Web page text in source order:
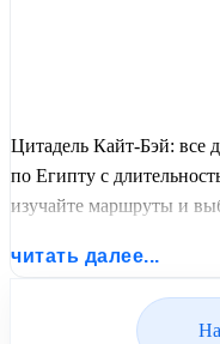
Цитадель Кайт-Бэй: все
по Египту с
изучайте маршруты и
United Travel Systems.
читать далее...